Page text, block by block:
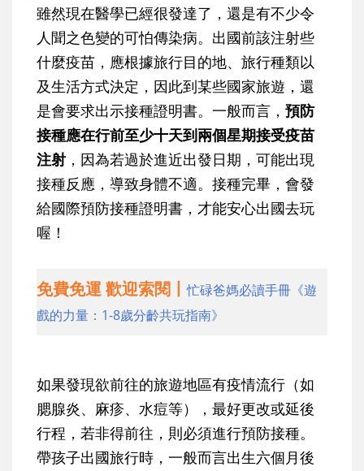
雖然現在醫學已經很發達了，還是有不少令
人聞之色變的可怕傳染病。出國前該注射些
什麼疫苗，應根據旅行目的地、旅行種類以
及生活方式決定，因此到某些國家旅遊，還
是會要求出示接種證明書。一般而言， 預防
接種應在行前至少十天到兩個星期接受疫苗
注射 ，因為若過於進近出發日期，可能出現
接種反應，導致身體不適。接種完畢，會發
給國際預防接種證明書，才能安心出國去玩
喔！
免費免運 歡迎索閱丨忙碌爸媽必讀手冊《遊
戲的力量：1-8歲分齡共玩指南》
如果發現欲前往的旅遊地區有疫情流行（如
腮腺炎、麻疹、水痘等），最好更改或延後
行程，若非得前往，則必須進行預防接種。
帶孩子出國旅行時，一般而言出生六個月後